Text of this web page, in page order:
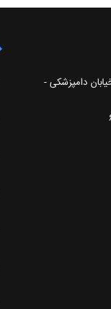
دامپزشکی -